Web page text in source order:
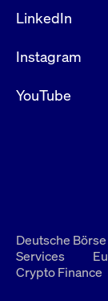
LinkedIn
Instagram
YouTube
Deutsche
Services
Crypto Finance